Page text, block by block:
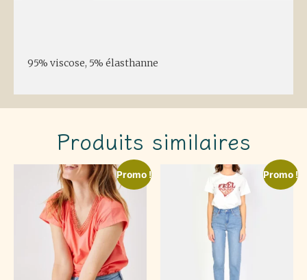
95% viscose, 5% élasthanne
Produits similaires
Promo ! Promo !